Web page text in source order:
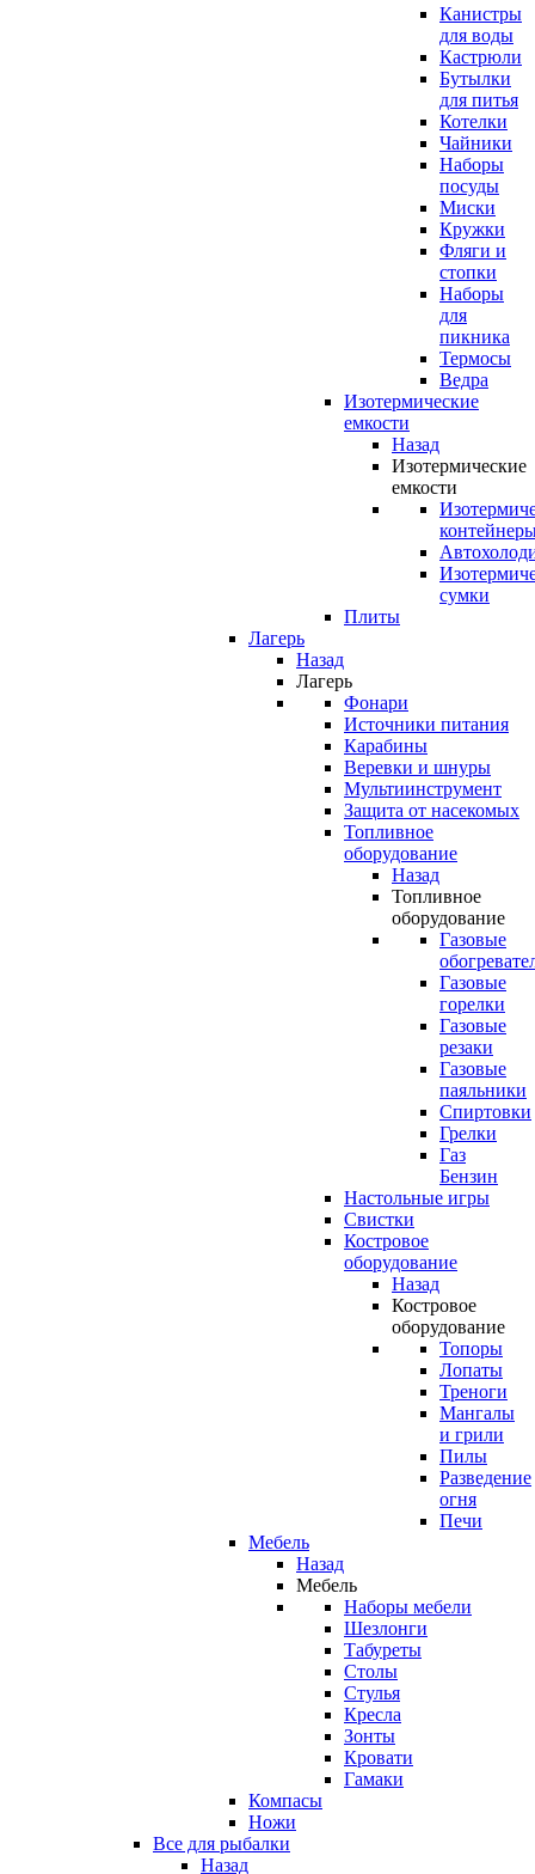
Канистры
для воды
Кастрюли
Бутылки
для питья
Котелки
Чайники
Наборы
посуды
Миски
Кружки
Фляги и
стопки
Наборы
для
пикника
Термосы
Ведра
Изотермические
емкости
Назад
Изотермические
емкости
сумки
Плиты
Лагерь
Назад
Лагерь
Фонари
Источники питания
Карабины
Веревки и шнуры
Мультиинструмент
Защита от насекомых
Топливное
оборудование
Назад
Топливное
оборудование
Газовые
Газовые
горелки
Газовые
резаки
Газовые
паяльники
Спиртовки
Грелки
Газ
Бензин
Настольные игры
Свистки
Костровое
оборудование
Назад
Костровое
оборудование
Топоры
Лопаты
Треноги
Мангалы
и грили
Пилы
Разведение
огня
Печи
Мебель
Назад
Мебель
Наборы мебели
Шезлонги
Табуреты
Столы
Стулья
Кресла
Зонты
Кровати
Гамаки
Компасы
Ножи
Все для рыбалки
Назад